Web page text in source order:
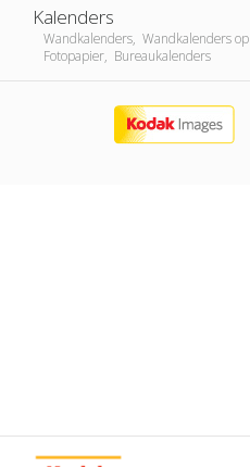
Kalenders
Wandkalenders, Wandkalenders op
Fotopapier, Bureaukalenders